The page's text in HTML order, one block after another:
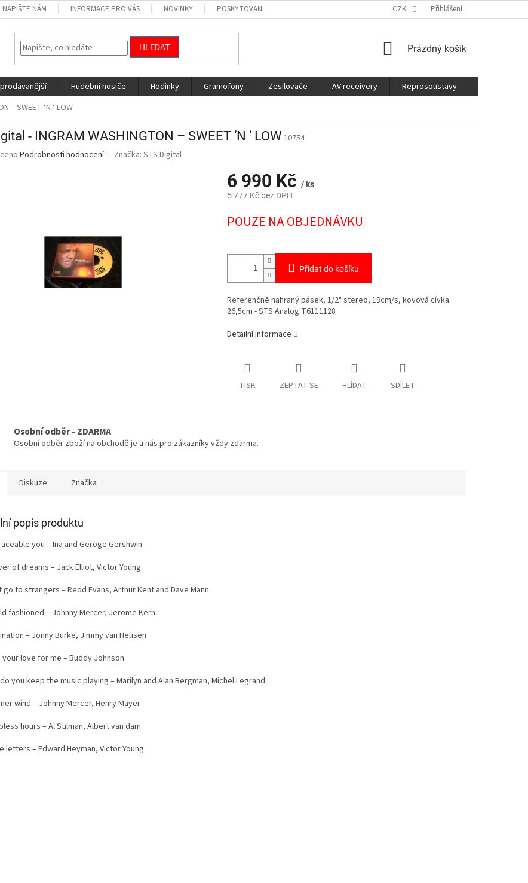
NAPIŠTE NÁM INFORMACE PRO VÁS NOVINKY POSKYTOVANÉ SLUŽBY CZK Přihlášení
HLEDAT
NÁKUPNÍ
Prázdný košík
Hudební nosiče Hodinky Gramofony Zesilovače AV receivery Reprosoustavy
– SWEET ‘N ‘ LOW
- INGRAM WASHINGTON – SWEET ‘N ‘ LOW 10754
Podrobnosti hodnocení Značka: STS Digital
6 990 Kč / ks
5 777 Kč bez DPH
cena:
POUZE NA OBJEDNÁVKU
Přidat do košíku
Referenčně nahraný pásek, 1/2" stereo, 19cm/s, kovová cívka
26,5cm -STS Analog T6111128
Detailní informace
TISK ZEPTAT SE HLÍDAT SDÍLET
Osobní odběr - ZDARMA
Osobní odběr zboží na obchodě je u nás pro zákazníky vždy zdarma.
Diskuze Značka
popis produktu
you – Ina and Geroge Gershwin
of dreams – Jack Elliot, Victor Young
go to strangers – Redd Evans, Arthur Kent and Dave Mann
fashioned – Johnny Mercer, Jerome Kern
– Jonny Burke, Jimmy van Heusen
your love for me – Buddy Johnson
you keep the music playing – Marilyn and Alan Bergman, Michel Legrand
wind – Johnny Mercer, Henry Mayer
hours – Al Stilman, Albert van dam
letters – Edward Heyman, Victor Young